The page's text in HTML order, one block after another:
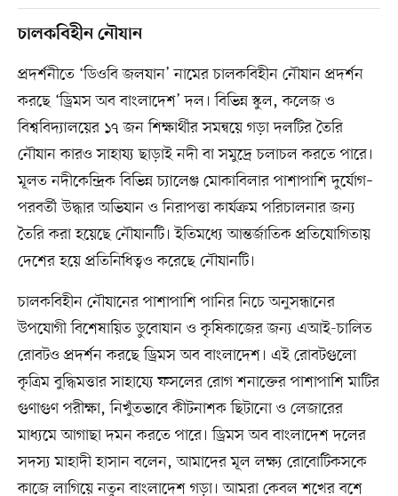
চালকবিহীন নৌযান
প্রদর্শনীতে ‘ডিওবি জলযান’ নামের চালকবিহীন নৌযান প্রদর্শন
করছে ‘ড্রিমস অব বাংলাদেশ’ দল। বিভিন্ন স্কুল, কলেজ ও
বিশ্ববিদ্যালয়ের ১৭ জন শিক্ষার্থীর সমন্বয়ে গড়া দলটির তৈরি
নৌযান কারও সাহায্য ছাড়াই নদী বা সমুদ্রে চলাচল করতে পারে।
মূলত নদীকেন্দ্রিক বিভিন্ন চ্যালেঞ্জ মোকাবিলার পাশাপাশি দুর্যোগ–
পরবর্তী উদ্ধার অভিযান ও নিরাপত্তা কার্যক্রম পরিচালনার জন্য
তৈরি করা হয়েছে নৌযানটি। ইতিমধ্যে আন্তর্জাতিক প্রতিযোগিতায়
দেশের হয়ে প্রতিনিধিত্বও করেছে নৌযানটি।
চালকবিহীন নৌযানের পাশাপাশি পানির নিচে অনুসন্ধানের
উপযোগী বিশেষায়িত ডুবোযান ও কৃষিকাজের জন্য এআই-চালিত
রোবটও প্রদর্শন করছে ড্রিমস অব বাংলাদেশ। এই রোবটগুলো
কৃত্রিম বুদ্ধিমত্তার সাহায্যে ফসলের রোগ শনাক্তের পাশাপাশি মাটির
গুণাগুণ পরীক্ষা, নিখুঁতভাবে কীটনাশক ছিটানো ও লেজারের
মাধ্যমে আগাছা দমন করতে পারে। ড্রিমস অব বাংলাদেশ দলের
সদস্য মাহাদী হাসান বলেন, আমাদের মূল লক্ষ্য রোবোটিকসকে
কাজে লাগিয়ে নতুন বাংলাদেশ গড়া। আমরা কেবল শখের বশে